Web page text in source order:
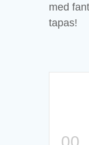
med
tapas!